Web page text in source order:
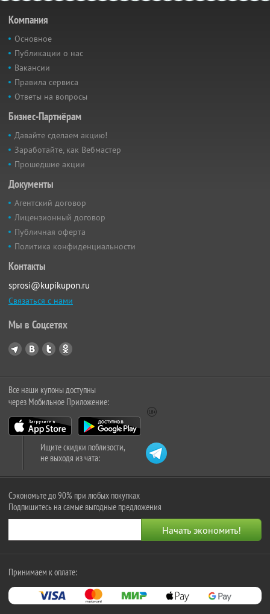
Компания
Основное
Публикации о нас
Вакансии
Правила сервиса
Ответы на вопросы
Бизнес-Партнёрам
Давайте сделаем акцию!
Заработайте, как Вебмастер
Прошедшие акции
Документы
Агентский договор
Лицензионный договор
Публичная оферта
Политика конфиденциальности
Контакты
sprosi@kupikupon.ru
Связаться с нами
Мы в Соцсетях
Все наши купоны доступны
через Мобильное Приложение:
Ищите скидки поблизости,
не выходя из чата:
Сэкономьте до 90% при любых покупках
Подпишитесь на самые выгодные предложения
Принимаем к оплате: